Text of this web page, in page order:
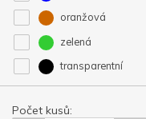
oranžová
zelená
transparentní
Počet kusů: